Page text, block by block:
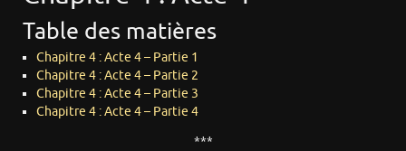
Table des matières
Chapitre 4 : Acte 4 – Partie 1
Chapitre 4 : Acte 4 – Partie 2
Chapitre 4 : Acte 4 – Partie 3
Chapitre 4 : Acte 4 – Partie 4
***